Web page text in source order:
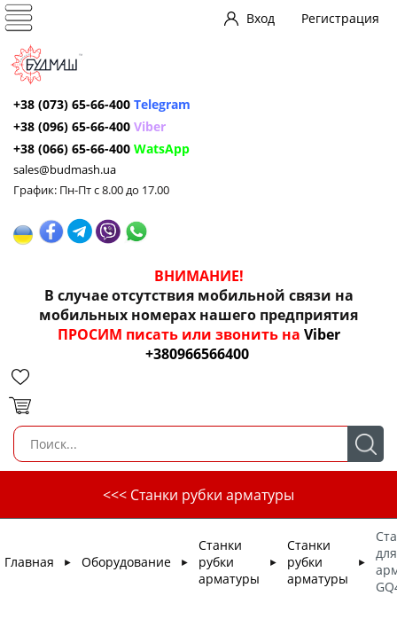
Вход Регистрация
+38 (073) 65-66-400 Telegram
+38 (096) 65-66-400 Viber
+38 (066) 65-66-400 WatsApp
sales@budmash.ua
График: Пн-Пт с 8.00 до 17.00
ВНИМАНИЕ!
В случае отсутствия мобильной связи на
мобильных номерах нашего предприятия
ПРОСИМ писать или звонить на Viber
+380966566400
<<< Станки рубки арматуры
Главная ► Оборудование ►
Станки
рубки
арматуры
►
Станки
рубки
арматуры
►